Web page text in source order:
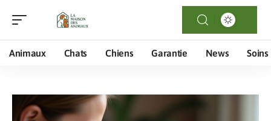
Animaux Chats Chiens Garantie News Soins